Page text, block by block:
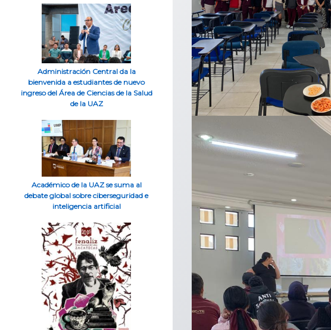
Administración Central da la
bienvenida a estudiantes de nuevo
ingreso del Área de Ciencias de la Salud
de la UAZ
Académico de la UAZ se suma al
debate global sobre ciberseguridad e
inteligencia artificial